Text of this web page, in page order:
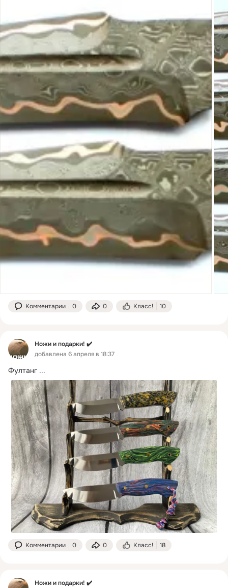
Комментарии 0 0 Класс! 10
Ножи и подарки! ✔️
добавлена 6 апреля в 18:37
Фултанг ...
Комментарии 0 0 Класс! 18
Ножи и подарки! ✔️